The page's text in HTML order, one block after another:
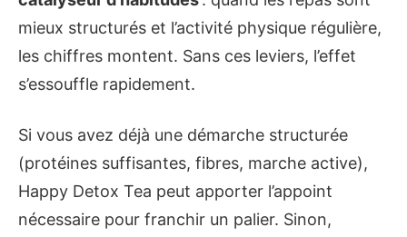
mieux structurés et l’activité physique régulière,
les chiffres montent. Sans ces leviers, l’effet
s’essouffle rapidement.
Si vous avez déjà une démarche structurée
(protéines suffisantes, fibres, marche active),
Happy Detox Tea peut apporter l’appoint
nécessaire pour franchir un palier. Sinon,